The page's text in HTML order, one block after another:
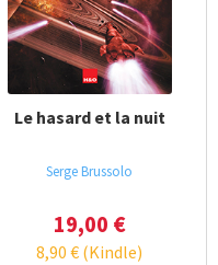
Le hasard et la nuit
Serge Brussolo
19,00 €
8,90€ (Kindle)